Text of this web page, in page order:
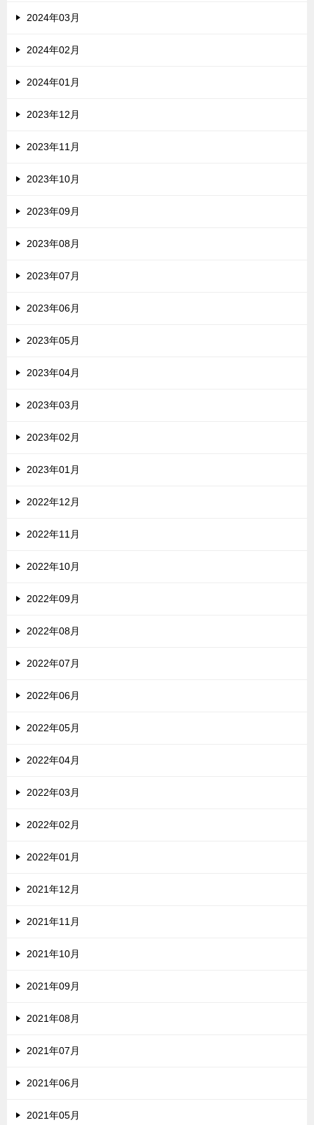
2024年03月
2024年02月
2024年01月
2023年12月
2023年11月
2023年10月
2023年09月
2023年08月
2023年07月
2023年06月
2023年05月
2023年04月
2023年03月
2023年02月
2023年01月
2022年12月
2022年11月
2022年10月
2022年09月
2022年08月
2022年07月
2022年06月
2022年05月
2022年04月
2022年03月
2022年02月
2022年01月
2021年12月
2021年11月
2021年10月
2021年09月
2021年08月
2021年07月
2021年06月
2021年05月